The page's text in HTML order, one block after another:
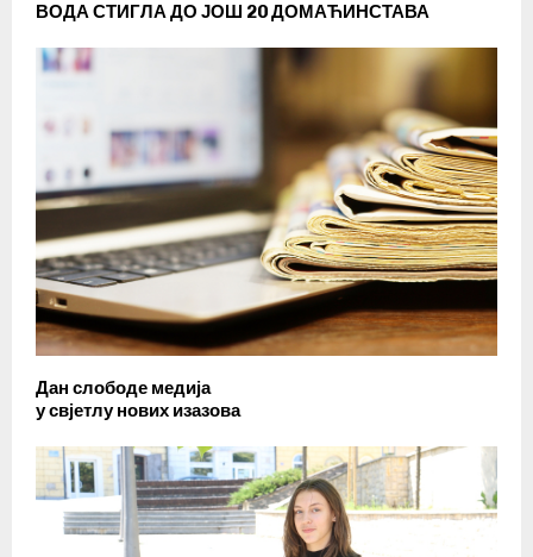
ВОДА СТИГЛА ДО ЈОШ 20 ДОМАЋИНСТАВА
Дан слободе медија
у свјетлу нових изазова